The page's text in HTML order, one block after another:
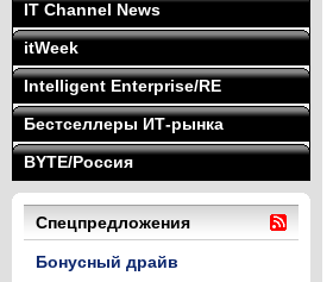
IT Channel News
itWeek
Intelligent Enterprise/RE
Бестселлеры ИТ-рынка
BYTE/Россия
Спецпредложения
Бонусный драйв